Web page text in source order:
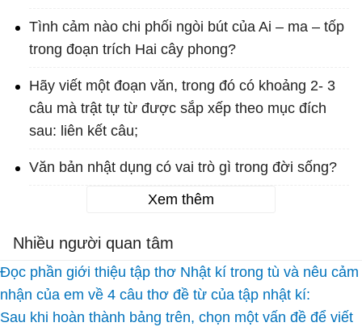
Tình cảm nào chi phối ngòi bút của Ai – ma – tốp
trong đoạn trích Hai cây phong?
Hãy viết một đoạn văn, trong đó có khoảng 2- 3
câu mà trật tự từ được sắp xếp theo mục đích
sau: liên kết câu;
Văn bản nhật dụng có vai trò gì trong đời sống?
Xem thêm
Nhiều người quan tâm
Đọc phần giới thiệu tập thơ Nhật kí trong tù và nêu cảm
nhận của em về 4 câu thơ đề từ của tập nhật kí:
Sau khi hoàn thành bảng trên, chọn một vấn đề để viết